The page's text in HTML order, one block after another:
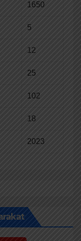
1650
5
12
25
102
18
2023